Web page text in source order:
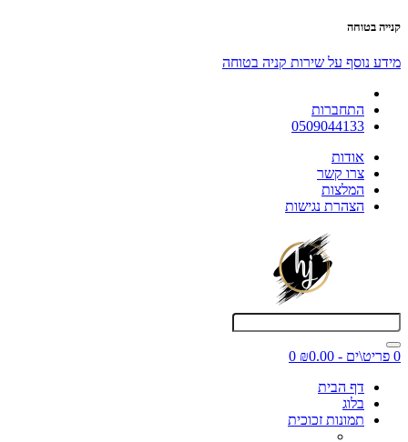
קנייה בטוחה
מידע נוסף על שירות קניה בטוחה
התחברות
0509044133
אודות
צרו קשר
המלצות
הצהרת נגישות
0 פריט\ים - ₪0.00
0
דף הבית
בלוג
תמונות זכוכית